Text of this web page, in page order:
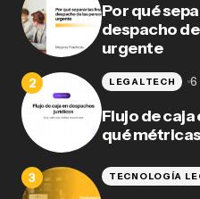
Por qué
despacho
urgente
Flujo de
qué
LEGALTECH 6
TECNOLOGÍA